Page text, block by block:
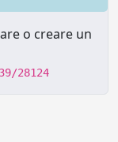
o creare un
28124